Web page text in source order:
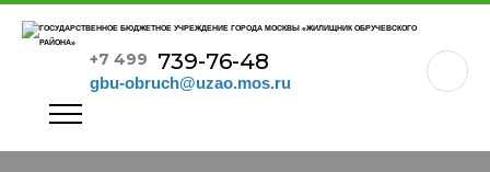
+7 499 739-76-48
gbu-obruch@uzao.mos.ru